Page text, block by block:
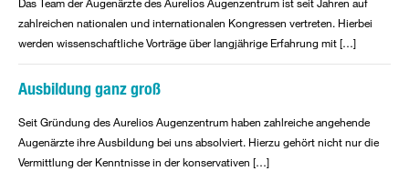
zahlreichen nationalen und internationalen Kongressen vertreten. Hierbei
werden wissenschaftliche Vorträge über langjährige Erfahrung mit […]
Ausbildung ganz groß
Seit Gründung des Aurelios Augenzentrum haben zahlreiche angehende
Augenärzte ihre Ausbildung bei uns absolviert. Hierzu gehört nicht nur die
Vermittlung der Kenntnisse in der konservativen […]